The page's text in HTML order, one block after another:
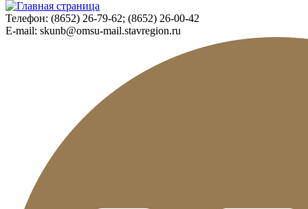
Телефон: (8652) 26-79-62; (8652) 26-00-42
E-mail: skunb@omsu-mail.stavregion.ru